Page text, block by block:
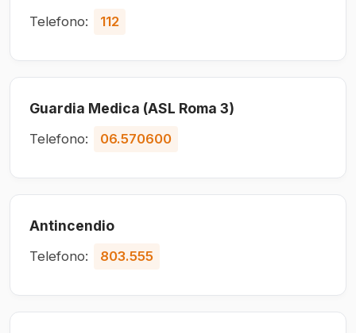
Telefono: 112
Guardia Medica (ASL Roma 3)
Telefono: 06.570600
Antincendio
Telefono: 803.555